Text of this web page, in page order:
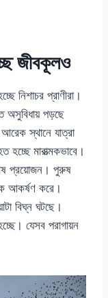
জীবকূলও
নিশাচর প্রাণীরা।
অসুবিধায় পড়ছে
স্থানে যাত্রা
মারাত্মকভাবে।
প্রয়োজন। পুরুষ
আকর্ষণ করে।
বিঘ্ন ঘটছে।
যেসব পরাগায়ন